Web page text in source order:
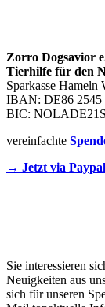
Zorro Dogsavior
Tierhilfe für den
Sparkasse Hameln
IBAN: DE86 2545
BIC:
vereinfachte
→ Jetzt via
Sie interessieren
Neuigkeiten aus
sich für unseren